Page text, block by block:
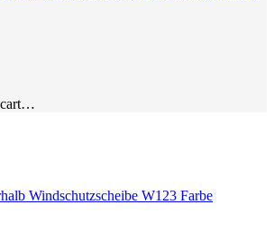
cart…
Windschutzscheibe W123 Farbe